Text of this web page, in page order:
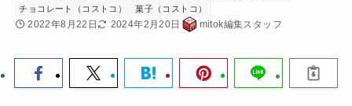
チョコレート（コストコ）
菓子（コストコ）
2022年8月22日 2024年2月20日 mitok編集スタッフ